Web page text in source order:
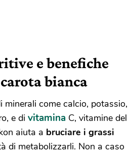
e benefiche
bianca
minerali come calcio, potassio,
e di vitamina C, vitamine del
aiuta a bruciare i grassi
di metabolizzarli. Non a caso